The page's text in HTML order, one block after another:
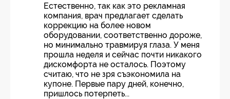
Естественно, так как это рекламная
компания, врач предлагает сделать
коррекцию на более новом
оборудовании, соответственно дороже,
но минимально травмируя глаза. У меня
прошла неделя и сейчас почти никакого
дискомфорта не осталось. Поэтому
считаю, что не зря съэкономила на
купоне. Первые пару дней, конечно,
пришлось потерпеть...